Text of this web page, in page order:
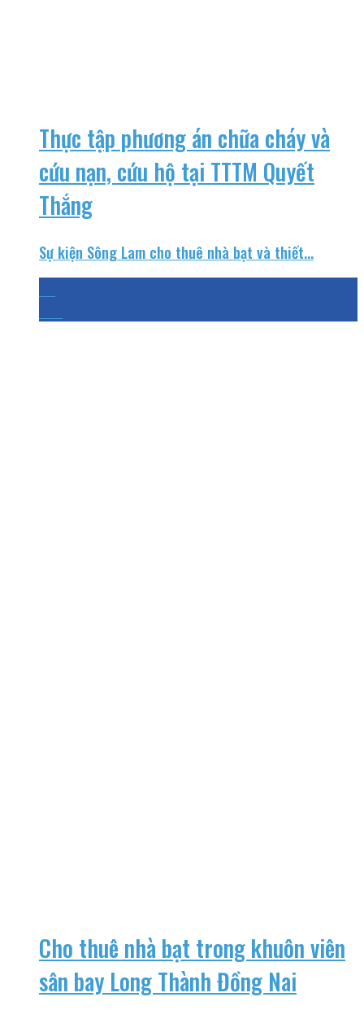
Thực tập phương án chữa cháy và
cứu nạn, cứu hộ tại TTTM Quyết
Thắng
Sự kiện Sông Lam cho thuê nhà bạt và thiết...
Cho thuê nhà bạt trong khuôn viên
sân bay Long Thành Đồng Nai